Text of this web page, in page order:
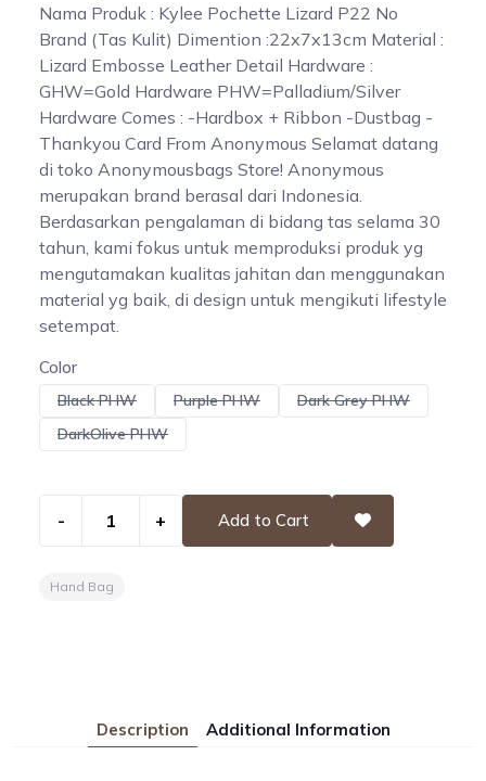
Nama Produk : Kylee Pochette Lizard P22 No
Brand (Tas Kulit) Dimention :22x7x13cm Material :
Lizard Embosse Leather Detail Hardware :
GHW=Gold Hardware PHW=Palladium/Silver
Hardware Comes : -Hardbox + Ribbon -Dustbag -
Thankyou Card From Anonymous Selamat datang
di toko Anonymousbags Store! Anonymous
merupakan brand berasal dari Indonesia.
Berdasarkan pengalaman di bidang tas selama 30
tahun, kami fokus untuk memproduksi produk yg
mengutamakan kualitas jahitan dan menggunakan
material yg baik, di design untuk mengikuti lifestyle
setempat.
Color
Black PHW Purple PHW
Dark Grey PHW
DarkOlive PHW
- + Add to Cart
Hand Bag
Description Additional Information